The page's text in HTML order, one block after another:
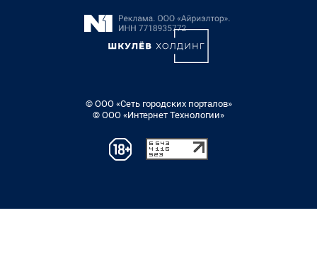
© ООО «Сеть городских порталов»
© ООО «Интернет Технологии»